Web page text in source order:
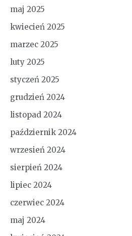
maj 2025
kwiecień 2025
marzec 2025
luty 2025
styczeń 2025
grudzień 2024
listopad 2024
październik 2024
wrzesień 2024
sierpień 2024
lipiec 2024
czerwiec 2024
maj 2024